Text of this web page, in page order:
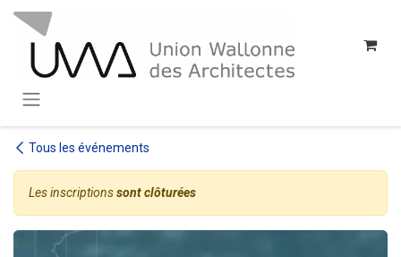
Tous les événements
Les inscriptionssont clôturées